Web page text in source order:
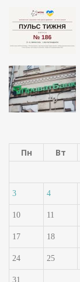
Пн
Вт
3 4
10 11
17 18
24 25
31